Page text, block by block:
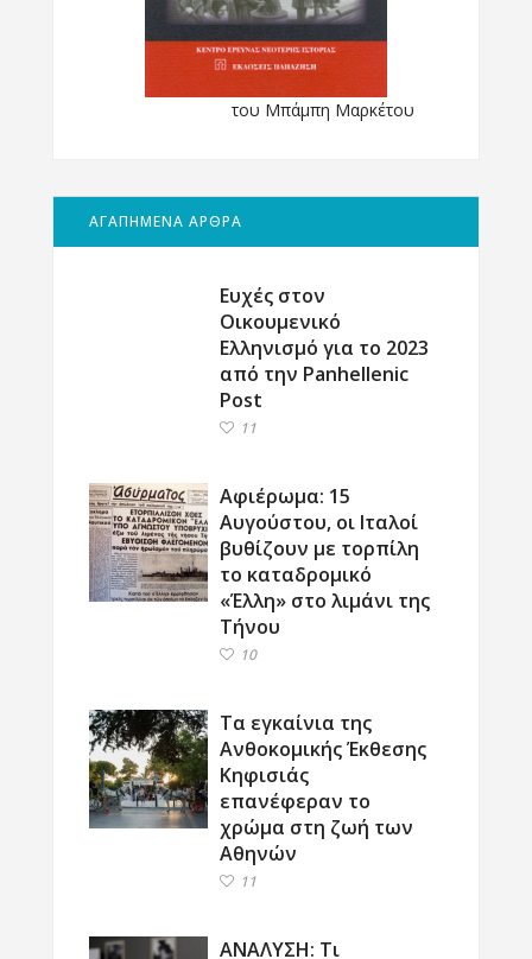
του Μπάμπη Μαρκέτου
ΑΓΑΠΗΜΕΝΑ ΑΡΘΡΑ
Ευχές στον
Οικουμενικό
Ελληνισμό για το 2023
από την Panhellenic
Post
11
Αφιέρωμα: 15
Αυγούστου, οι Ιταλοί
βυθίζουν με τορπίλη
το καταδρομικό
«Έλλη» στο λιμάνι της
Τήνου
10
Τα εγκαίνια της
Ανθοκομικής Έκθεσης
Κηφισιάς
επανέφεραν το
χρώμα στη ζωή των
Αθηνών
11
ΑΝΑΛΥΣΗ: Τι